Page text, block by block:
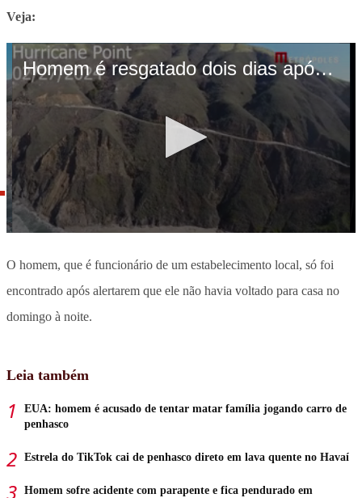
Veja:
O homem, que é funcionário de um estabelecimento local, só foi
encontrado após alertarem que ele não havia voltado para casa no
domingo à noite.
Leia também
EUA: homem é acusado de tentar matar família jogando carro de
penhasco
Estrela do TikTok cai de penhasco direto em lava quente no Havaí
Homem sofre acidente com parapente e fica pendurado em